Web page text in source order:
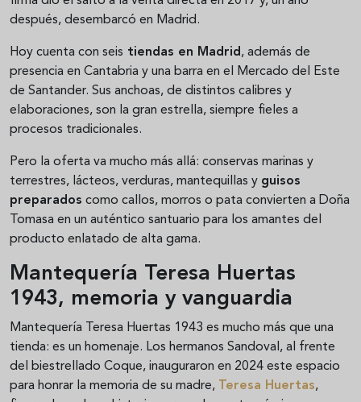
después, desembarcó en Madrid.
Hoy cuenta con seis tiendas en Madrid, además de
presencia en Cantabria y una barra en el Mercado del Este
de Santander. Sus anchoas, de distintos calibres y
elaboraciones, son la gran estrella, siempre fieles a
procesos tradicionales.
Pero la oferta va mucho más allá: conservas marinas y
terrestres, lácteos, verduras, mantequillas y guisos
preparados como callos, morros o pata convierten a Doña
Tomasa en un auténtico santuario para los amantes del
producto enlatado de alta gama.
Mantequería Teresa Huertas
1943, memoria y vanguardia
Mantequería Teresa Huertas 1943 es mucho más que una
tienda: es un homenaje. Los hermanos Sandoval, al frente
del biestrellado Coque, inauguraron en 2024 este espacio
para honrar la memoria de su madre, Teresa Huertas,